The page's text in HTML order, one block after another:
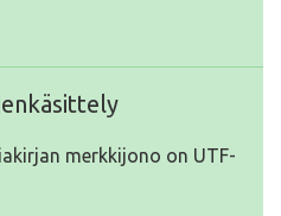
merkkijono on UTF-